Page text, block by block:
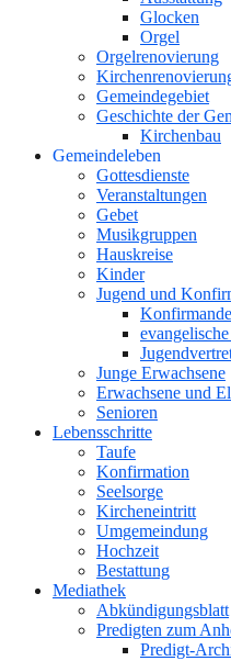
Glocken
Orgel
Orgelrenovierung
Gemeindegebiet
Geschichte der
Kirchenbau
Gemeindeleben
Gottesdienste
Veranstaltungen
Gebet
Musikgruppen
Hauskreise
Kinder
Jugend und
Junge Erwachsene
Erwachsene und
Senioren
Lebensschritte
Taufe
Konfirmation
Seelsorge
Kircheneintritt
Umgemeindung
Hochzeit
Bestattung
Mediathek
Abkündigungsblatt
Predigten zum
Predigt-